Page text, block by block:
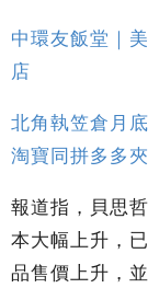
中環友飯堂｜
店
北角執笠倉月
淘寶同拼多多
報道指，貝思
本大幅上升，
品售價上升，